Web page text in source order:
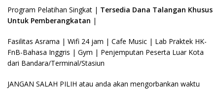
Program Pelatihan Singkat | Tersedia Dana Talangan Khusus
Untuk Pemberangkatan |
Fasilitas Asrama | Wifi 24 jam | Cafe Music | Lab Praktek HK-
FnB-Bahasa Inggris | Gym | Penjemputan Peserta Luar Kota
dari Bandara/Terminal/Stasiun
JANGAN SALAH PILIH atau anda akan mengorbankan waktu